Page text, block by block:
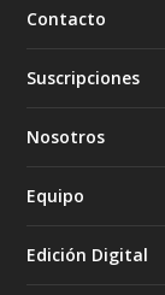
Contacto
Suscripciones
Nosotros
Equipo
Edición Digital